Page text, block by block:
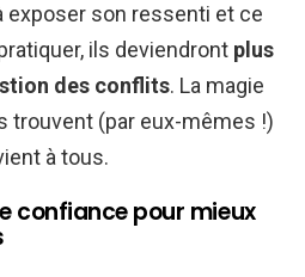
exposer son ressenti et ce
ils deviendront plus
des conflits. La magie
trouvent (par eux-mêmes !)
à tous.
confiance pour mieux